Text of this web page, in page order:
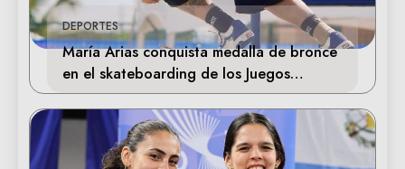
DEPORTES
María Arias conquista medalla de bronce
en el skateboarding de los Juegos
Centroamericanos